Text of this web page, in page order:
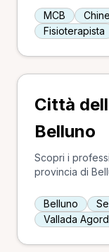
MCB
Fisioterapista
Città
Belluno
Scopri i
provincia di
Belluno
Vallada